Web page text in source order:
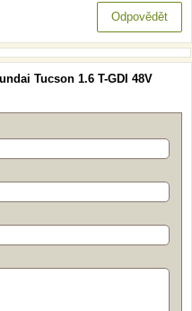
Odpovědět
Tucson 1.6 T-GDI 48V